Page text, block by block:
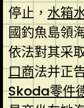
停止， 水箱
國釣魚島領
依法對其采
口商法并正
Skoda零件